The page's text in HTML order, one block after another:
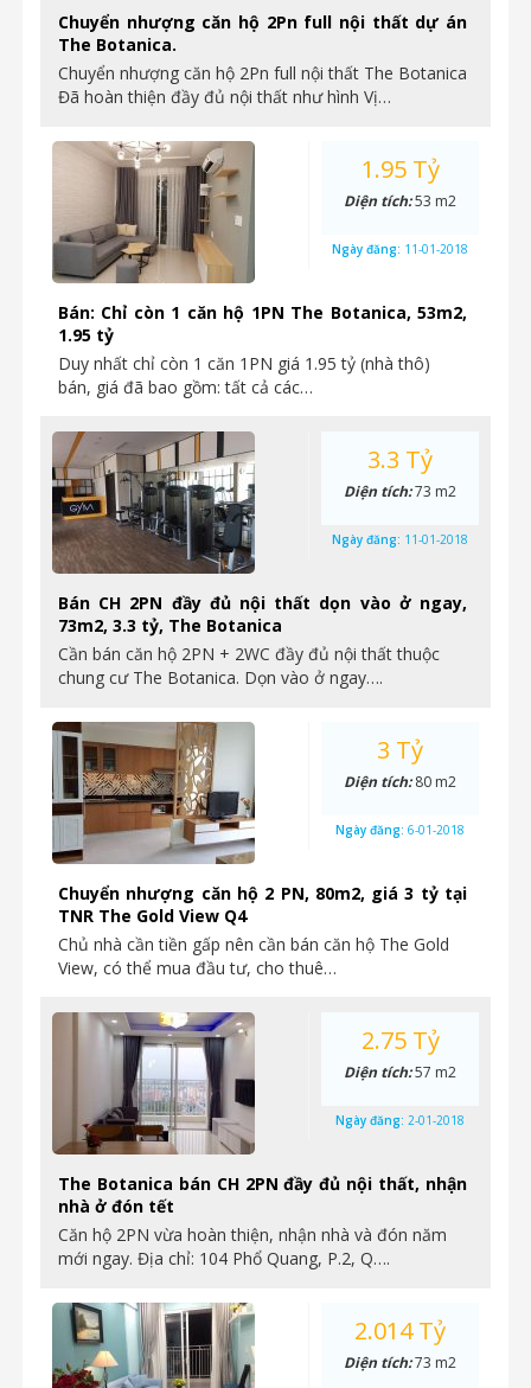
Chuyển nhượng căn hộ 2Pn full nội thất dự án
The Botanica.
Chuyển nhượng căn hộ 2Pn full nội thất The Botanica
Đã hoàn thiện đầy đủ nội thất như hình Vị…
Bán: Chỉ còn 1 căn hộ 1PN The Botanica, 53m2,
1.95 tỷ
Duy nhất chỉ còn 1 căn 1PN giá 1.95 tỷ (nhà thô)
bán, giá đã bao gồm: tất cả các…
1.95 Tỷ
Diện tích:53 m2
Ngày đăng: 11-01-2018
Bán CH 2PN đầy đủ nội thất dọn vào ở ngay,
73m2, 3.3 tỷ, The Botanica
Cần bán căn hộ 2PN + 2WC đầy đủ nội thất thuộc
chung cư The Botanica. Dọn vào ở ngay….
3.3 Tỷ
Diện tích:73 m2
Ngày đăng: 11-01-2018
Chuyển nhượng căn hộ 2 PN, 80m2, giá 3 tỷ tại
TNR The Gold View Q4
Chủ nhà cần tiền gấp nên cần bán căn hộ The Gold
View, có thể mua đầu tư, cho thuê…
3 Tỷ
Diện tích:80 m2
Ngày đăng: 6-01-2018
The Botanica bán CH 2PN đầy đủ nội thất, nhận
nhà ở đón tết
Căn hộ 2PN vừa hoàn thiện, nhận nhà và đón năm
mới ngay. Địa chỉ: 104 Phổ Quang, P.2, Q….
2.75 Tỷ
Diện tích:57 m2
Ngày đăng: 2-01-2018
2.014 Tỷ
Diện tích:73 m2